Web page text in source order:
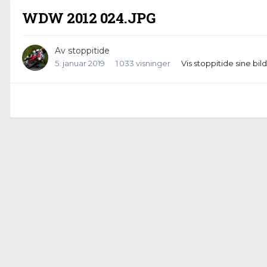
WDW 2012 024.JPG
Av stoppitide
5. januar 2019 1 033 visninger Vis stoppitide sine